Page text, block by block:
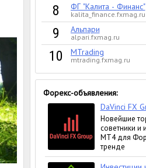
8 ФГ "Калита - Финанс"
kalita_finance.fxmag.ru
9 Альпари
alpari.fxmag.ru
10 MTrading
mtrading.fxmag.ru
Форекс-объявления: